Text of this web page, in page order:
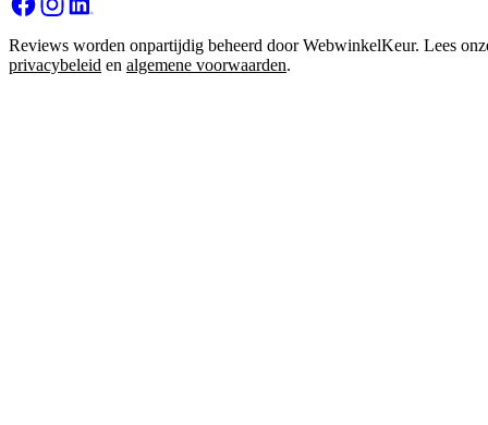
Reviews worden onpartijdig beheerd door WebwinkelKeur. Lees
privacybeleid en algemene voorwaarden.